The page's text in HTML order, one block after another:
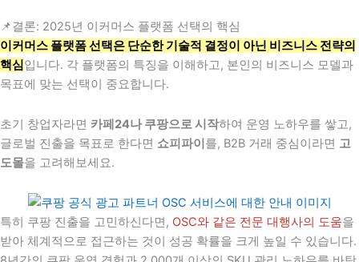
📌결론: 2025년 이커머스 플랫폼 선택의 핵심
이커머스 플랫폼 선택은 단순한 기술적 결정이 아닌 비즈니스 전략의
핵심입니다. 각 플랫폼의 특징을 이해하고, 본인의 비즈니스 모델과
목표에 맞는 선택이 중요합니다.
초기 창업자라면 카페24나 쿠팡으로 시작하여 운영 노하우를 쌓고,
글로벌 진출을 목표로 한다면 쇼피파이 를, B2B 거래 중심이라면 고
도몰을 고려해보세요.
특히 쿠팡 진출을 고민하신다면, OSC와 같은 전문 대행사의 도움을
받아 체계적으로 접근하는 것이 성공 확률을 크게 높일 수 있습니다.